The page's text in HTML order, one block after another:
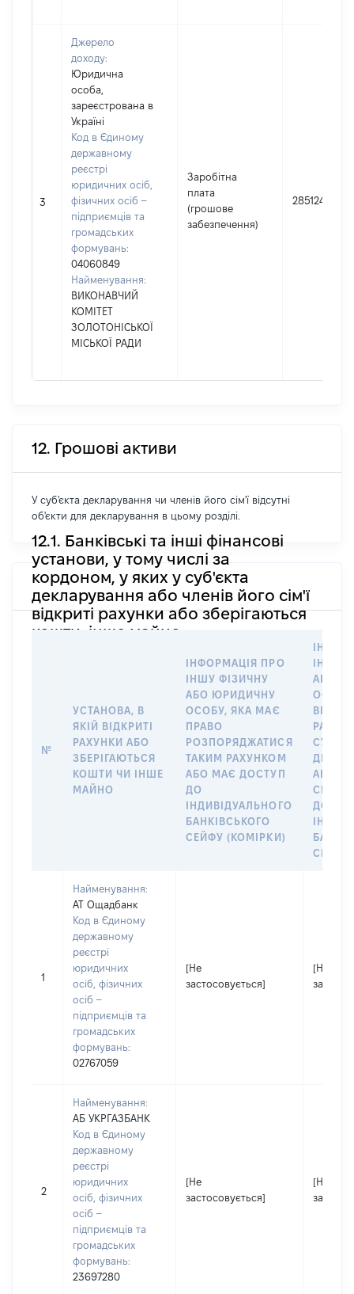
3
Джерело
доходу:
Юридична
особа,
зареєстрована в
Україні
Код в Єдиному
державному
реєстрі
юридичних осіб,
фізичних осіб –
підприємців та
громадських
формувань:
04060849
Найменування:
ВИКОНАВЧИЙ
КОМІТЕТ
ЗОЛОТОНІСЬКОЇ
МІСЬКОЇ РАДИ
Заробітна
плата
(грошове
забезпечення)
285124
12. Грошові активи
У суб'єкта декларування чи членів його сім'ї відсутні
об'єкти для декларування в цьому розділі.
12.1. Банківські та інші фінансові
установи, у тому числі за
кордоном, у яких у суб'єкта
декларування або членів його сім'ї
відкриті рахунки або зберігаються
кошти, інше майно
№
УСТАНОВА, В
ЯКІЙ ВІДКРИТІ
РАХУНКИ АБО
ЗБЕРІГАЮТЬСЯ
КОШТИ ЧИ ІНШЕ
МАЙНО
ІНФОРМАЦІЯ ПРО
ІНШУ ФІЗИЧНУ
АБО ЮРИДИЧНУ
ОСОБУ, ЯКА МАЄ
ПРАВО
РОЗПОРЯДЖАТИСЯ
ТАКИМ РАХУНКОМ
АБО МАЄ ДОСТУП
ДО
ІНДИВІДУАЛЬНОГО
БАНКІВСЬКОГО
СЕЙФУ (КОМІРКИ)
ІНШУ
АБО
АБО
СІМ’Ї
СЕЙФУ
1
Найменування:
АТ Ощадбанк
Код в Єдиному
державному
реєстрі
юридичних
осіб, фізичних
осіб –
підприємців та
громадських
формувань:
02767059
[Не
застосовується]
[Не
2
Найменування:
АБ УКРГАЗБАНК
Код в Єдиному
державному
реєстрі
юридичних
осіб, фізичних
осіб –
підприємців та
громадських
формувань:
23697280
[Не
застосовується]
[Не